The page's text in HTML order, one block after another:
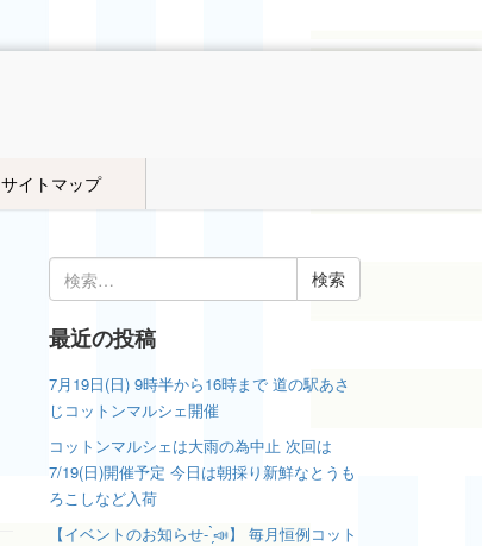
サイトマップ
検
索:
最近の投稿
7月19日(日) 9時半から16時まで 道の駅あさ
じコットンマルシェ開催
コットンマルシェは大雨の為中止 次回は
7/19(日)開催予定 今日は朝採り新鮮なとうも
ろこしなど入荷
【イベントのお知らせ- ̗̀📣】 毎月恒例コット